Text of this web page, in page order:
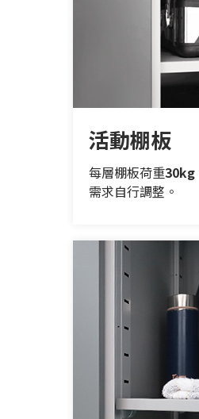
活動棚板
每層棚板荷重30kg
需求自行調整。